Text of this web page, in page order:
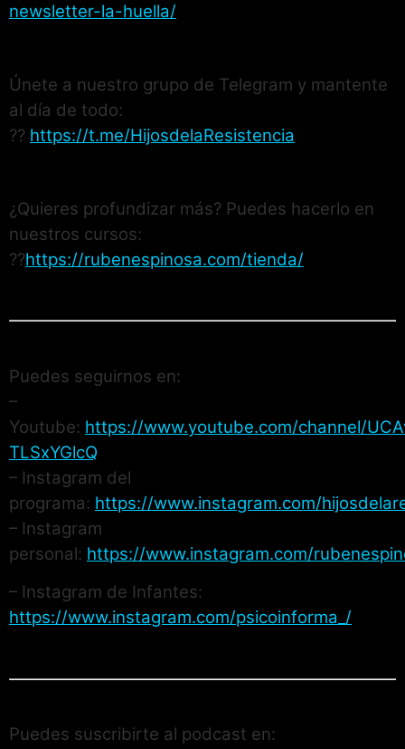
newsletter-la-huella/
Únete a nuestro grupo de Telegram y mantente
al día de todo:
?? https://t.me/HijosdelaResistencia
¿Quieres profundizar más? Puedes hacerlo en
nuestros cursos:
??https://rubenespinosa.com/tienda/
Puedes seguirnos en:
–
Youtube: https://www.youtube.com/channel/
TLSxYGlcQ
– Instagram del
programa: https://www.instagram.com/
– Instagram
personal: https://www.instagram.com/
– Instagram de Infantes:
https://www.instagram.com/psicoinforma_/
Puedes suscribirte al podcast en: